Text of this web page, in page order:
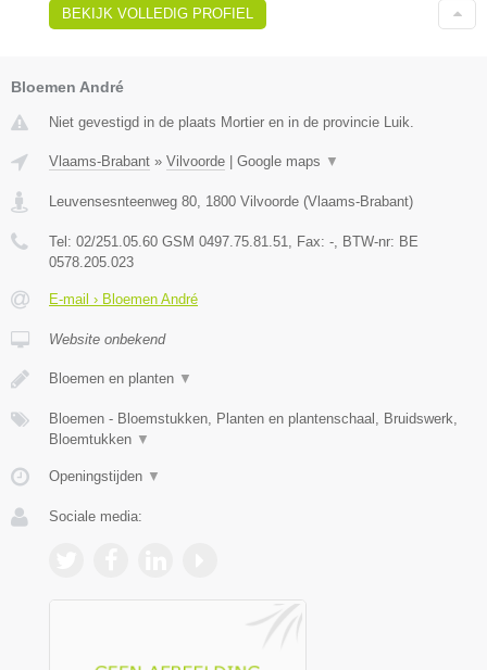
BEKIJK VOLLEDIG PROFIEL
Bloemen André
Niet gevestigd in de plaats Mortier en in de provincie Luik.
Vlaams-Brabant » Vilvoorde | Google maps ▼
Leuvensesnteenweg 80 1800 Vilvoorde (Vlaams-Brabant)
Tel: 02/251.05.60 GSM 0497.75.81.51 , Fax: - , BTW-nr: BE
0578.205.023
E-mail › Bloemen André
Website onbekend
Bloemen en planten ▼
Bloemen - Bloemstukken, Planten en plantenschaal, Bruidswerk,
Bloemtukken ▼
Openingstijden ▼
Sociale media: